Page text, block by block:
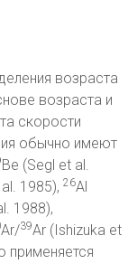
возраста
возраста и
скорости
обычно имеют
Be (Segl et al.
1985), 26Al
1988),
Ar/39Ar (Ishizuka et
применяется